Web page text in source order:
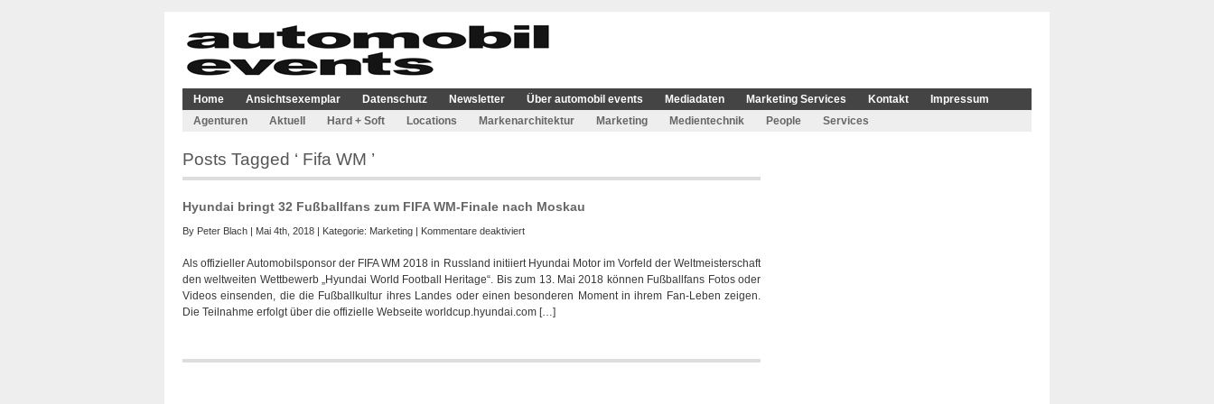
Home Ansichtsexemplar Datenschutz Newsletter Über automobil events Mediadaten Marketing Services Kontakt
Impressum
Agenturen
Aktuell Hard + Soft Locations Markenarchitektur Marketing Medientechnik People Services
Posts Tagged ‘ Fifa WM ’
Hyundai bringt 32 Fußballfans zum FIFA WM-Finale nach Moskau
By Peter Blach | Mai 4th, 2018 | Kategorie: Marketing | Kommentare deaktiviertfür
bringt
32
Fußballfans
zum
Finale
Als offizieller Automobilsponsor der FIFA WM 2018 in Russland initiiert Hyundai Motor im Vorfeld der Weltmeisterschaft
den weltweiten Wettbewerb „Hyundai World Football Heritage“. Bis zum 13. Mai 2018 können Fußballfans Fotos oder
Videos einsenden, die die Fußballkultur ihres Landes oder einen besonderen Moment in ihrem Fan-Leben zeigen.
Die Teilnahme erfolgt über die offizielle Webseite worldcup.hyundai.com […]